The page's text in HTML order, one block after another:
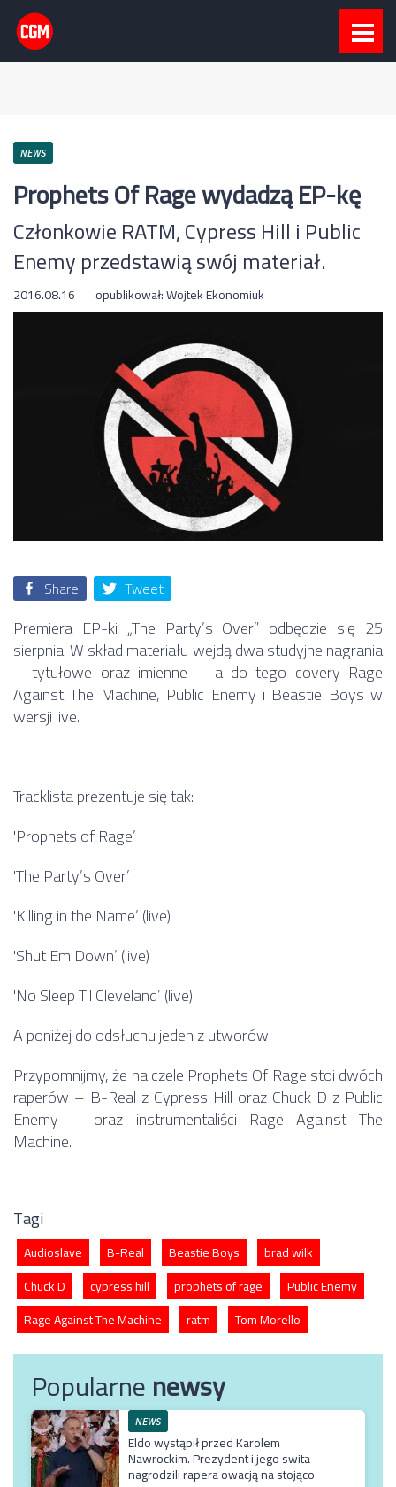
NEWS
Prophets Of Rage wydadzą EP-kę
Członkowie RATM, Cypress Hill i Public
Enemy przedstawią swój materiał.
2016.08.16 opublikował:Wojtek Ekonomiuk
Share Tweet
Premiera EP-ki „The Party’s Over” odbędzie się 25
sierpnia. W skład materiału wejdą dwa studyjne nagrania
– tytułowe oraz imienne – a do tego covery Rage
Against The Machine, Public Enemy i Beastie Boys w
wersji live.
Tracklista prezentuje się tak:
'Prophets of Rage’
'The Party’s Over’
'Killing in the Name’ (live)
'Shut Em Down’ (live)
'No Sleep Til Cleveland’ (live)
A poniżej do odsłuchu jeden z utworów:
Przypomnijmy, że na czele Prophets Of Rage stoi dwóch
raperów – B-Real z Cypress Hill oraz Chuck D z Public
Enemy – oraz instrumentaliści Rage Against The
Machine.
Tagi
Audioslave B-Real Beastie Boys
brad wilk
Chuck D
cypress hill prophets of rage
Public Enemy
Rage Against The Machine
ratm Tom Morello
Popularnenewsy
NEWS
Eldo wystąpił przed Karolem
Nawrockim. Prezydent i jego swita
nagrodzili rapera owacją na stojąco